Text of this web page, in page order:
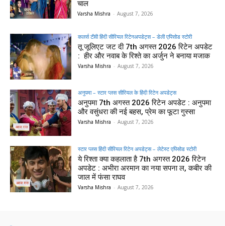
चाल
Varsha Mishra - August 7, 2026
कलर्स टीवी हिंदी सीरियल रिटेनअपडेट्स – डेली एपिसोड स्टोरी
तू जूलिएट जट दी 7th अगस्त 2026 रिटेन अपडेट
: हीर और नवाब के रिश्ते का अर्जुन ने बनाया मजाक
Varsha Mishra - August 7, 2026
अनुपमा – स्टार प्लस सीरियल के हिंदी रिटेन अपडेट्स
अनुपमा 7th अगस्त 2026 रिटेन अपडेट : अनुपमा
और वसुंधरा की नई बहस, प्रेम का फूटा गुस्सा
Varsha Mishra - August 7, 2026
स्टार प्लस हिंदी सीरियल रिटेन अपडेट्स – लेटेस्ट एपिसोड स्टोरी
ये रिश्ता क्या कहलाता है 7th अगस्त 2026 रिटेन
अपडेट : अभीरा अरमान का नया सपना ल, कबीर की
जाल में फंसा राघव
Varsha Mishra - August 7, 2026